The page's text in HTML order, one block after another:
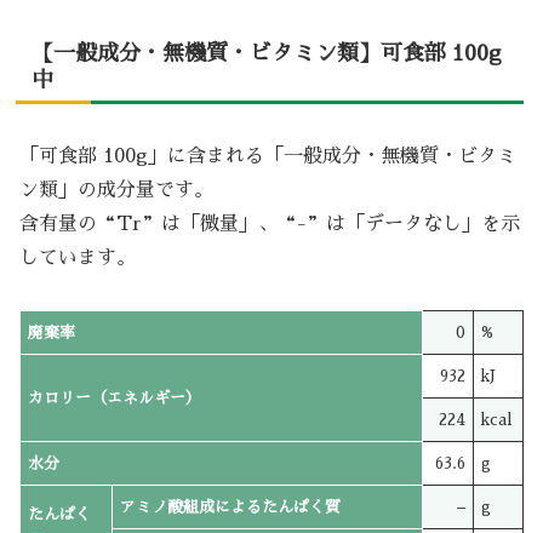
【一般成分・無機質・ビタミン類】可食部 100g
中
「可食部 100g」に含まれる「一般成分・無機質・ビタミ
ン類」の成分量です。
含有量の“Tr”は「微量」、“-”は「データなし」を示
しています。
廃棄率 0 %
カロリー（エネルギー）
932 kJ
224 kcal
水分 63.6 g
たんぱく
アミノ酸組成によるたんぱく質 – g